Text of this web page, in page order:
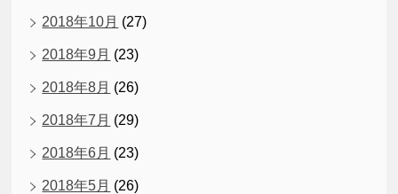
2018年10月 (27)
2018年9月 (23)
2018年8月 (26)
2018年7月 (29)
2018年6月 (23)
2018年5月 (26)